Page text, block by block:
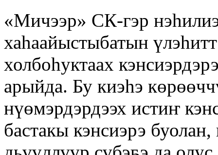
«Мичээр» СК-гэр
хаһаайыстыбатын
холбоһуктаах
арыйда. Бу киэһэ
нүөмэрдэрдээх истиҥ
бастакы кэнсиэрэ